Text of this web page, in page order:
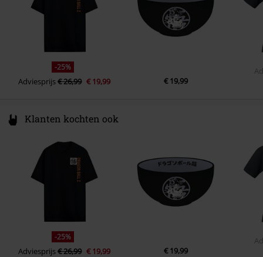
-25%
Adviesprijs€ 26,99 € 19,99 € 19,99
Klanten kochten ook
-25%
Adviesprijs€ 26,99 € 19,99 € 19,99